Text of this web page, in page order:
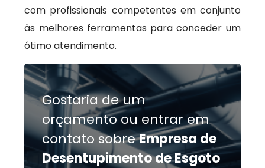
com profissionais competentes em conjunto
às melhores ferramentas para conceder um
ótimo atendimento.
Gostaria de um
orçamento ou entrar em
contato sobreEmpresa de
Desentupimento de Esgoto